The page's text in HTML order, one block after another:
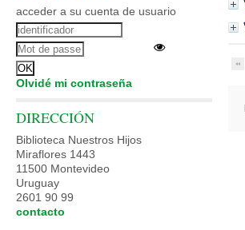
acceder a su cuenta de usuario
Olvidé mi contraseña
DIRECCIÓN
Biblioteca Nuestros Hijos
Miraflores 1443
11500 Montevideo
Uruguay
2601 90 99
contacto